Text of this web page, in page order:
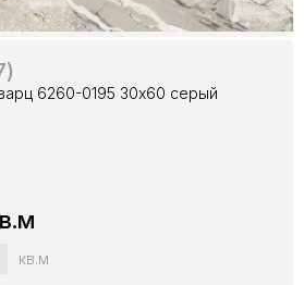
6260-0195 30х60 серый
кв.м